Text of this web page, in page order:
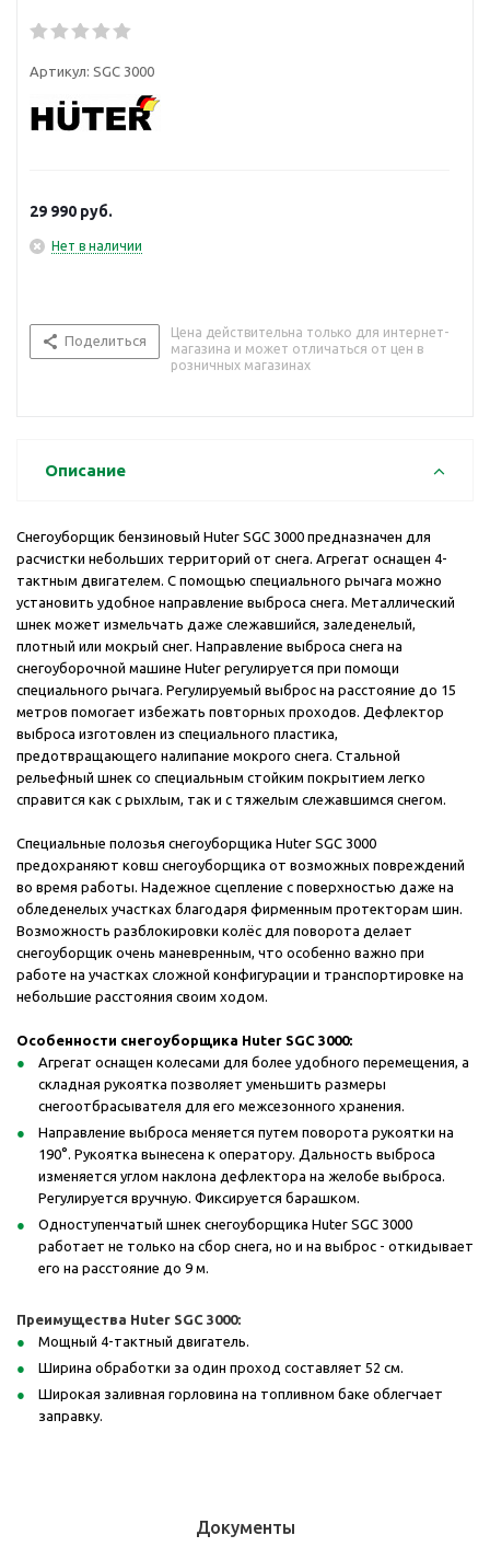
Артикул: SGC 3000
29 990 руб.
Нет в наличии
Поделиться
Цена действительна только для интернет-
магазина и может отличаться от цен в
розничных магазинах
Описание
Снегоуборщик бензиновый Huter SGC 3000 предназначен для
расчистки небольших территорий от снега. Агрегат оснащен 4-
тактным двигателем. С помощью специального рычага можно
установить удобное направление выброса снега. Металлический
шнек может измельчать даже слежавшийся, заледенелый,
плотный или мокрый снег. Направление выброса снега на
снегоуборочной машине Huter регулируется при помощи
специального рычага. Регулируемый выброс на расстояние до 15
метров помогает избежать повторных проходов. Дефлектор
выброса изготовлен из специального пластика,
предотвращающего налипание мокрого снега. Стальной
рельефный шнек со специальным стойким покрытием легко
справится как с рыхлым, так и с тяжелым слежавшимся снегом.
Специальные полозья снегоуборщика Huter SGC 3000
предохраняют ковш снегоуборщика от возможных повреждений
во время работы. Надежное сцепление с поверхностью даже на
обледенелых участках благодаря фирменным протекторам шин.
Возможность разблокировки колёс для поворота делает
снегоуборщик очень маневренным, что особенно важно при
работе на участках сложной конфигурации и транспортировке на
небольшие расстояния своим ходом.
Особенности снегоуборщика Huter SGC 3000:
Агрегат оснащен колесами для более удобного перемещения, а
складная рукоятка позволяет уменьшить размеры
снегоотбрасывателя для его межсезонного хранения.
Направление выброса меняется путем поворота рукоятки на
190°. Рукоятка вынесена к оператору. Дальность выброса
изменяется углом наклона дефлектора на желобе выброса.
Регулируется вручную. Фиксируется барашком.
Одноступенчатый шнек снегоуборщика Huter SGC 3000
работает не только на сбор снега, но и на выброс - откидывает
его на расстояние до 9 м.
Преимущества Huter SGC 3000:
Мощный 4-тактный двигатель.
Ширина обработки за один проход составляет 52 см.
Широкая заливная горловина на топливном баке облегчает
заправку.
Документы